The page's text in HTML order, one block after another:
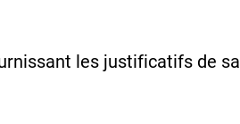
les justificatifs de sa